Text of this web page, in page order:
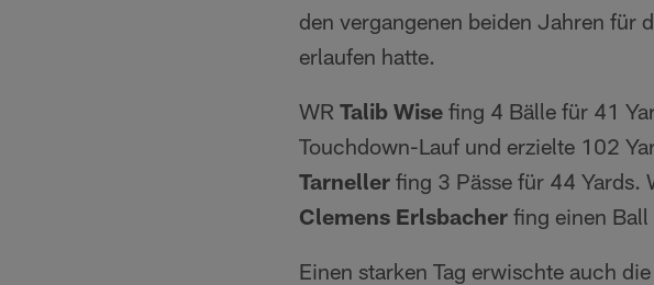
den vergangenen beiden Jahren für
erlaufen hatte.
WR Talib Wise fing 4 Bälle für 41
Touchdown-Lauf und erzielte 102
Tarneller fing 3 Pässe für 44 Yards.
Clemens Erlsbacher fing einen
Einen starken Tag erwischte auch